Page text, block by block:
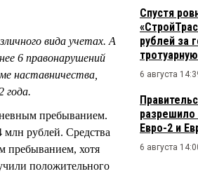
вида учетах. А
6 правонарушений
наставничества,
года.
пребыванием.
млн рублей. Средства
пребыванием, хотя
положительного
Спустя
рублей за
6 августа
разрешило
Евро-2 и
6 августа